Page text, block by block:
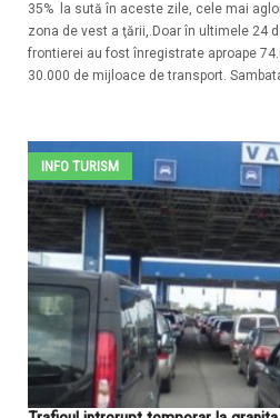
35% la sută în aceste zile, cele mai
zona de vest a ţării,.Doar în ultimele 24
frontierei au fost înregistrate aproape
30.000 de mijloace de transport.
INFO TURISM